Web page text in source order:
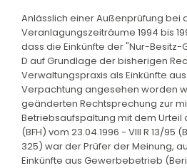
Anlässlich einer Außenprüfung bei
Veranlagungszeiträume 1994 bis
dass die Einkünfte der "Nur-Besitz-
D auf Grundlage der bisherigen
Verwaltungspraxis als Einkünfte
Verpachtung angesehen worden
geänderten Rechtsprechung zur
Betriebsaufspaltung mit dem Urteil
(BFH) vom 23.04.1996 - VIII R 13/95
325) war der Prüfer der Meinung,
Einkünfte aus Gewerbebetrieb